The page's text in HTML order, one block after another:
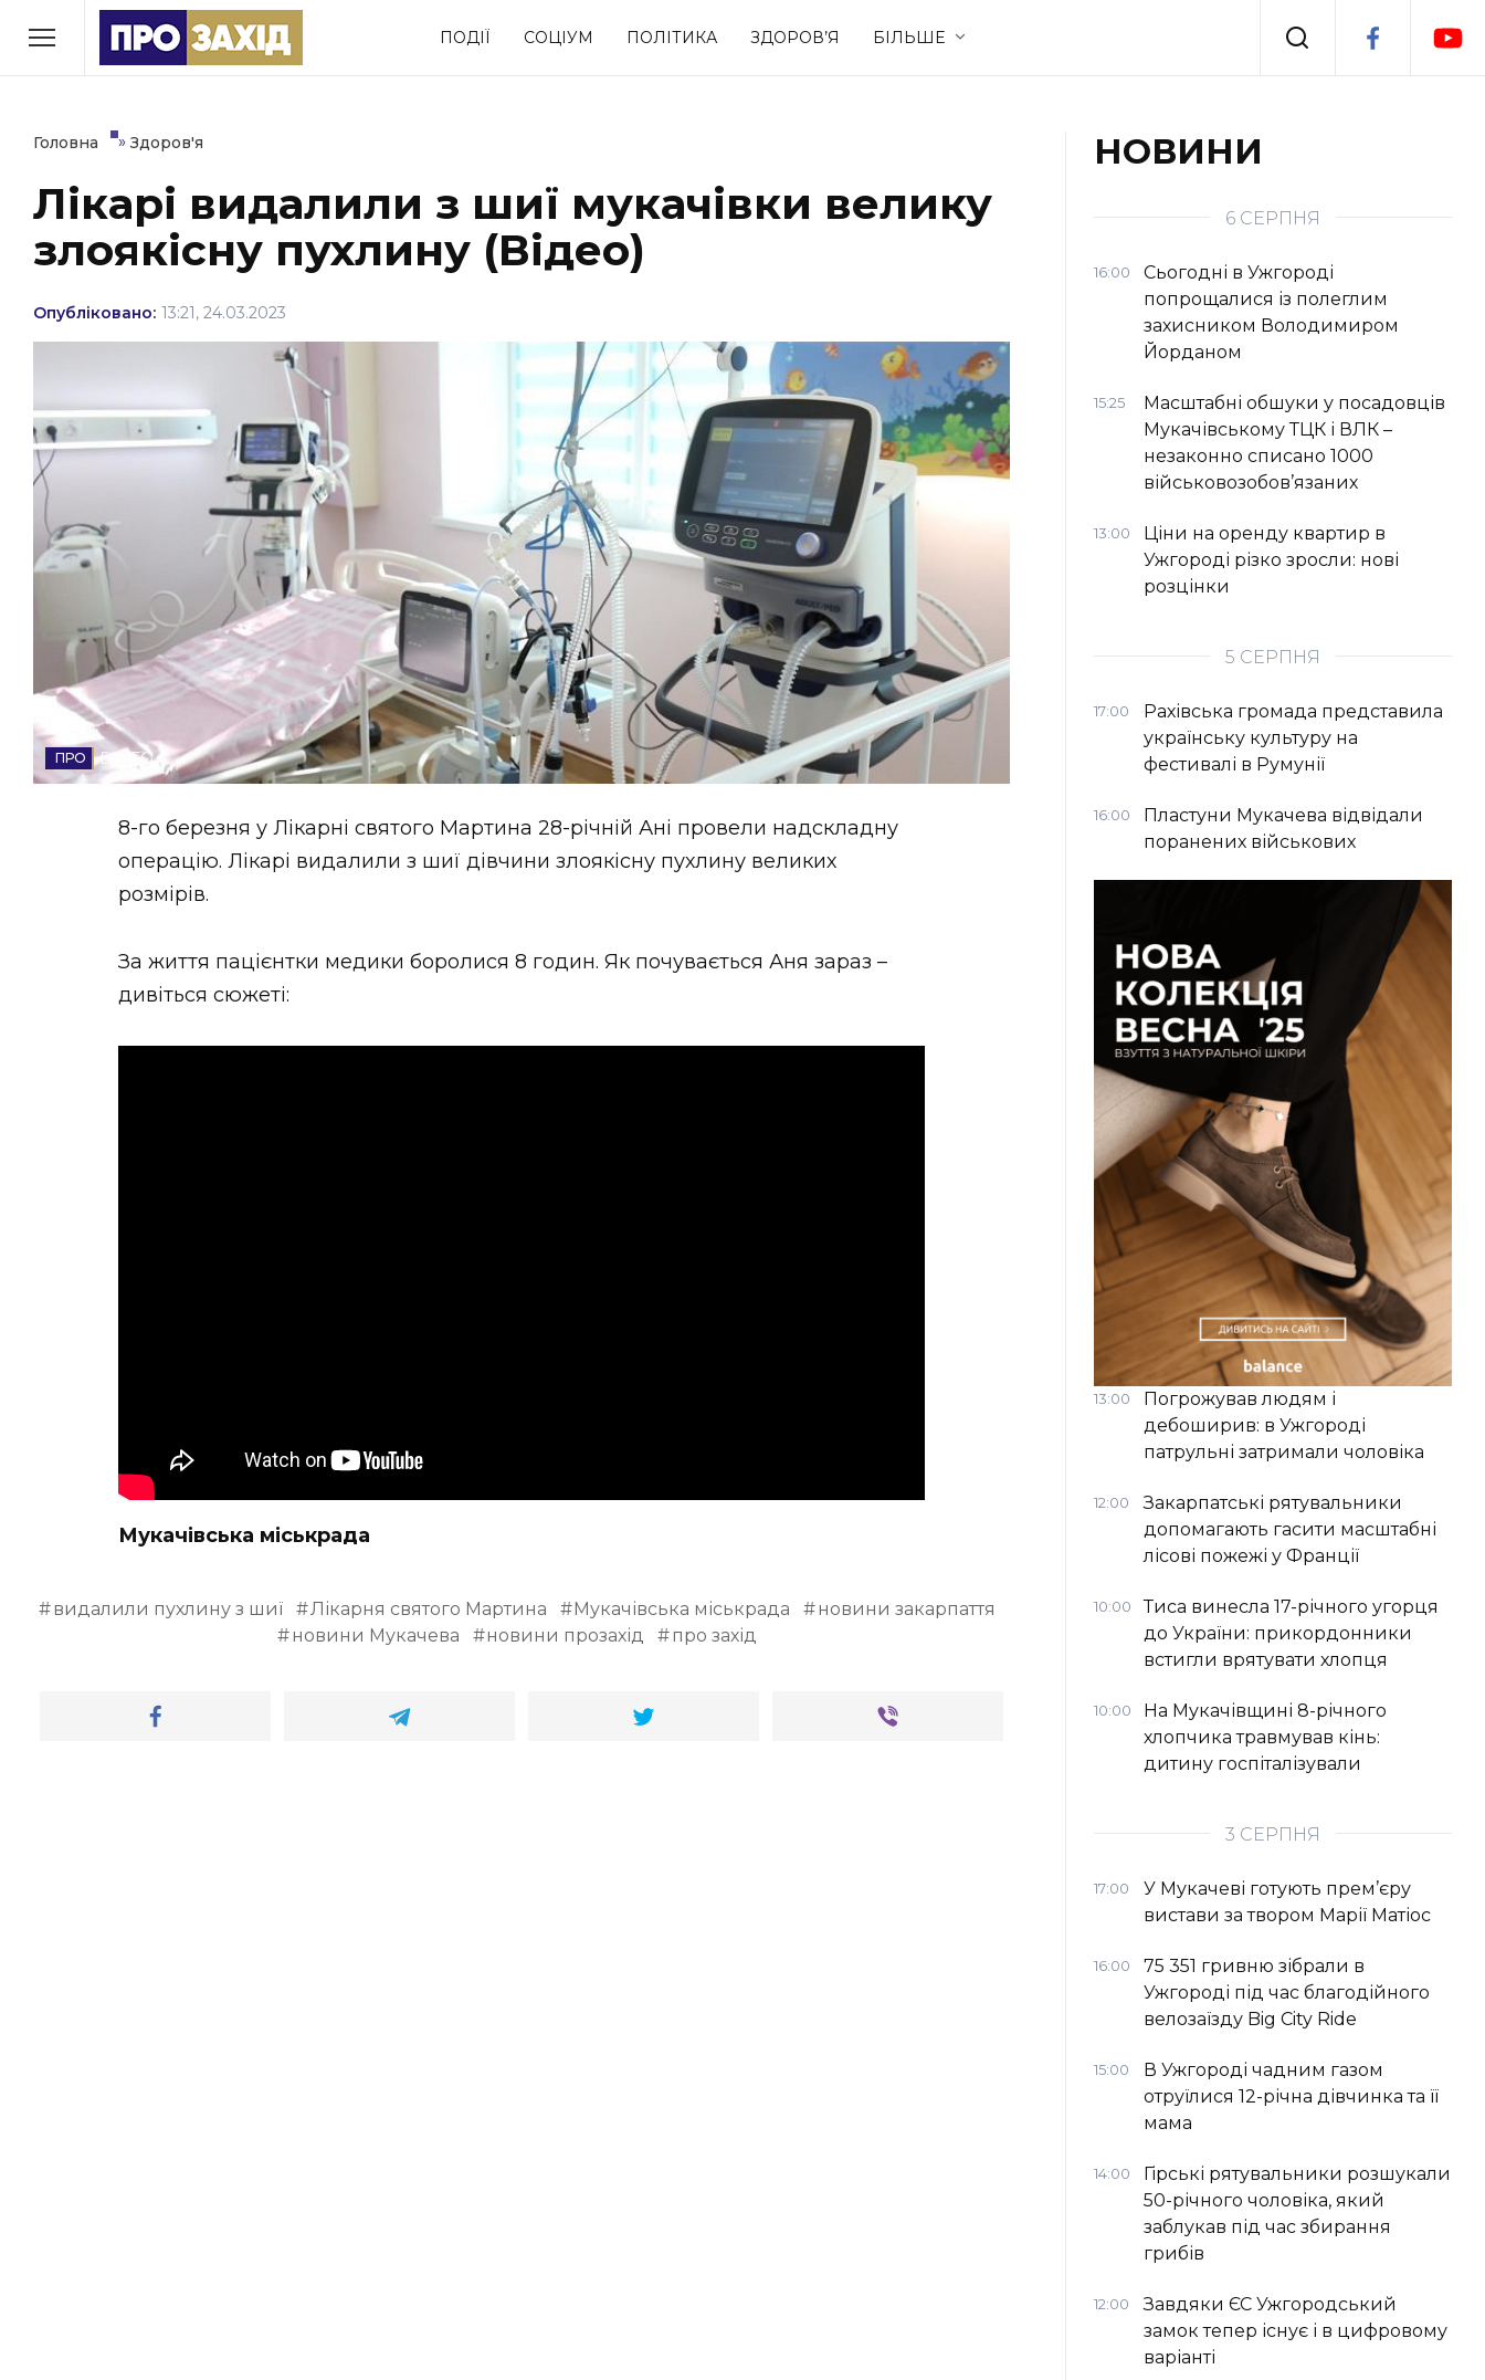
ПОДІЇ СОЦІУМ ПОЛІТИКА ЗДОРОВ’Я БІЛЬШЕ
РУБРИКИ
Економіка Події
Політика Соціум Спорт Стиль життя
Втрачений Ужгород
ЗАКАРПАТСЬКІ НОВИНИ
НОВИНИ ЗАХІДНОЇ УКРАЇНИ
ФОТО
ВІДЕО
Головна » Здоров'я
Лікарі видалили з шиї мукачівки велику
злоякісну пухлину (Відео)
Опубліковано: 13:21, 24.03.2023
ВІДЕО
8-го березня у Лікарні святого Мартина 28-річній Ані провели надскладну
операцію. Лікарі видалили з шиї дівчини злоякісну пухлину великих
розмірів.
За життя пацієнтки медики боролися 8 годин. Як почувається Аня зараз –
дивіться сюжеті:
Мукачівська міськрада
видалили пухлину з шиї Лікарня святого Мартина Мукачівська міськрада
новини закарпаття
новини Мукачева
новини прозахід про захід
НОВИНИ
6 СЕРПНЯ
16:00
Сьогодні в Ужгороді
попрощалися із полеглим
захисником Володимиром
Йорданом
15:25
Масштабні обшуки у посадовців
Мукачівському ТЦК і ВЛК –
незаконно списано 1000
військовозобов’язаних
13:00
Ціни на оренду квартир в
Ужгороді різко зросли: нові
розцінки
5 СЕРПНЯ
17:00
Рахівська громада представила
українську культуру на
фестивалі в Румунії
16:00
Пластуни Мукачева відвідали
поранених військових
13:00
Погрожував людям і
дебоширив: в Ужгороді
патрульні затримали чоловіка
12:00
Закарпатські рятувальники
допомагають гасити масштабні
лісові пожежі у Франції
10:00
Тиса винесла 17-річного угорця
до України: прикордонники
встигли врятувати хлопця
10:00
На Мукачівщині 8-річного
хлопчика травмував кінь:
дитину госпіталізували
3 СЕРПНЯ
17:00
У Мукачеві готують прем’єру
вистави за твором Марії Матіос
16:00
75 351 гривню зібрали в
Ужгороді під час благодійного
велозаїзду Big Сity Ride
15:00
В Ужгороді чадним газом
отруїлися 12-річна дівчинка та її
мама
14:00
Гірські рятувальники розшукали
50-річного чоловіка, який
заблукав під час збирання
грибів
12:00
Завдяки ЄС Ужгородський
замок тепер існує і в цифровому
варіанті